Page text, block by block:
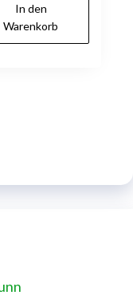
In den
Warenkorb